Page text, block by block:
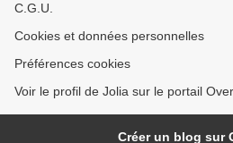
C.G.U.
Cookies et données personnelles
Préférences cookies
Voir le profil de Jolia sur le portail
Créer un blog sur